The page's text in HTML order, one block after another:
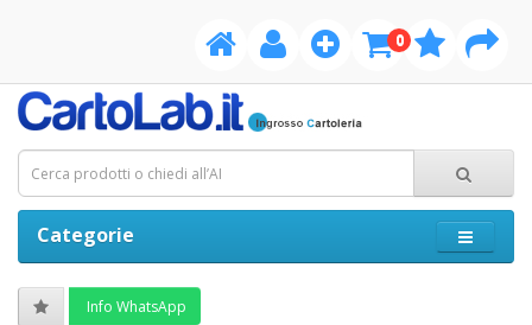
0
Categorie
Info WhatsApp